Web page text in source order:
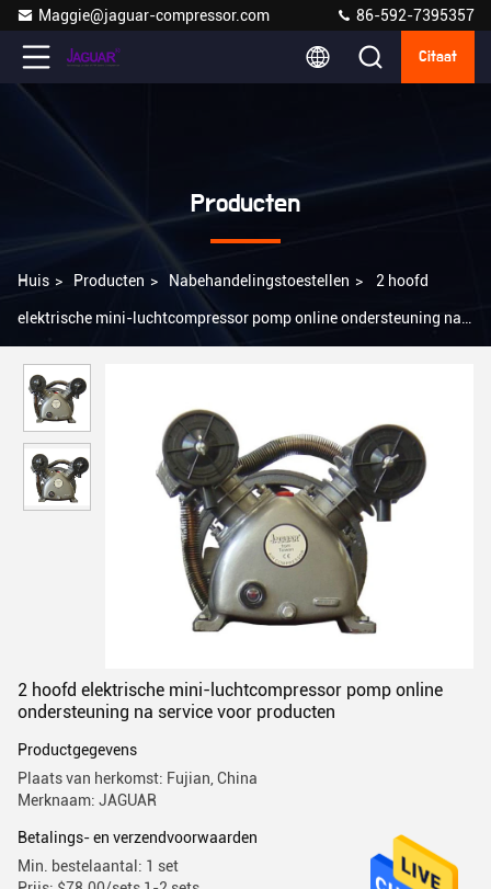
Maggie@jaguar-compressor.com 86-592-7395357
Citaat
Producten
Huis > Producten > Nabehandelingstoestellen > 2 hoofd
elektrische mini-luchtcompressor pomp online ondersteuning na
2 hoofd elektrische mini-luchtcompressor pomp online
ondersteuning na service voor producten
Productgegevens
Plaats van herkomst: Fujian, China
Merknaam: JAGUAR
Betalings- en verzendvoorwaarden
Min. bestelaantal: 1 set